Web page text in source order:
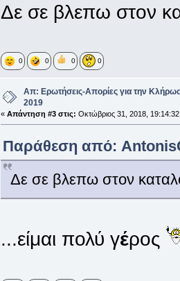
Δε σε βλεπω στον
0 0 0 0
Απ: Ερωτήσεις-Απορίες για την
2019
«Απάντηση #3 στις: Οκτώβριος 31, 2018,
Παράθεση από:
Δε σε βλεπω στον
...είμαι πολύ γέρος